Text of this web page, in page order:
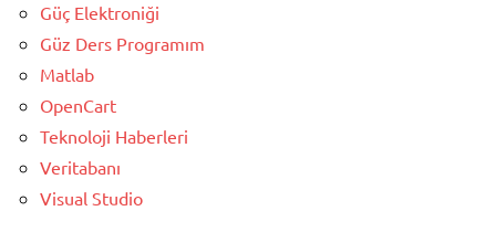
Güç Elektroniği
Güz Ders Programım
Matlab
OpenCart
Teknoloji Haberleri
Veritabanı
Visual Studio